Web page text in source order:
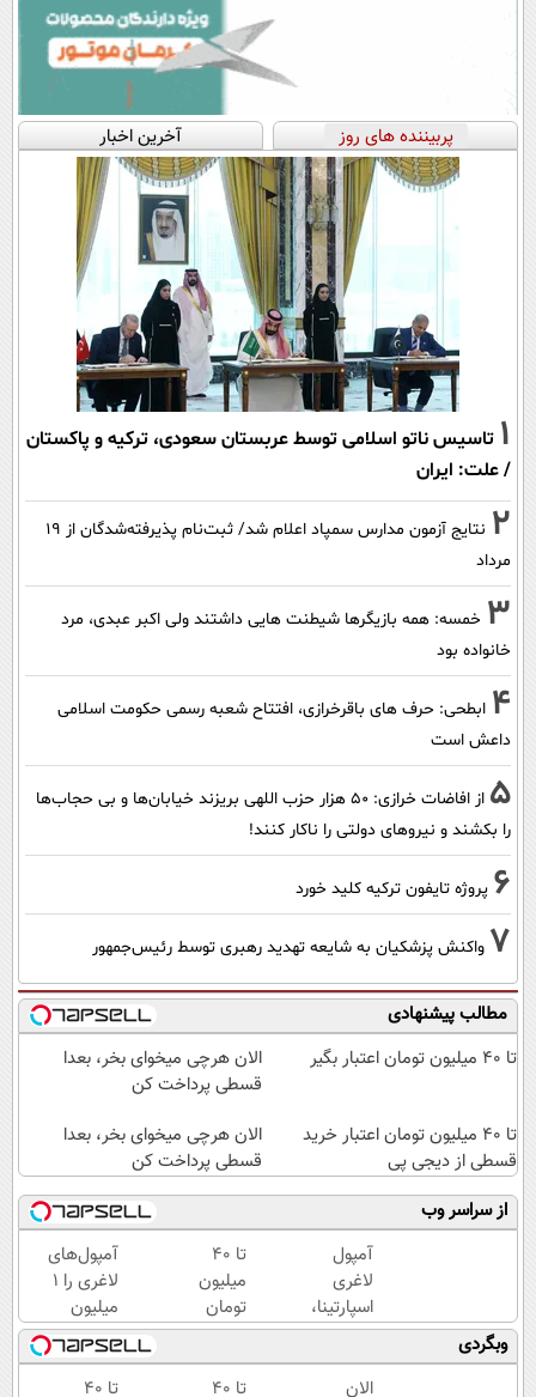
پربیننده های روز آخرین اخبار
1 تاسیس ناتو اسلامی توسط عربستان سعودی، ترکیه و پاکستان
/ علت: ایران
2
نتایج آزمون مدارس سمپاد اعلام شد/ ثبت‌نام پذیرفته‌شدگان از ۱۹
مرداد
3 خمسه: همه بازیگرها شیطنت هایی داشتند ولی اکبر عبدی، مرد
خانواده بود
4 ابطحی: حرف های باقرخرازی، افتتاح شعبه رسمی حکومت اسلامی
داعش است
5
از افاضات خرازی: ۵۰ هزار حزب اللهی بریزند خیابان‌ها و بی حجاب‌ها
را بکشند و نیرو‌های دولتی را ناکار کنند!
6 پروژه تایفون ترکیه کلید خورد
7 واکنش پزشکیان به شایعه تهدید رهبری توسط رئیس‌جمهور
مطالب پیشنهادی
تا ۴۰ میلیون تومان اعتبار بگیر
الان هرچی میخوای بخر، بعدا
قسطی پرداخت کن
تا ۴۰ میلیون تومان اعتبار خرید
قسطی از دیجی پی
الان هرچی میخوای بخر، بعدا
قسطی پرداخت کن
از سراسر وب
آمپول
لاغری
اسپارتینا،
ا میلیون
تومان
ارزان‌تر از
تا ۴۰
میلیون
تومان
اعتبار
خرید
قسطی
آمپول‌های
لاغری را ۱
میلیون
تومان
ارزان‌تر از
همه‌جا
وبگردی
الان
تا 40 تا ۴۰